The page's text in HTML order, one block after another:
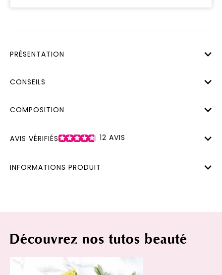
PRÉSENTATION
CONSEILS
COMPOSITION
AVIS VÉRIFIÉS 12 AVIS
INFORMATIONS PRODUIT
Découvrez nos tutos beauté